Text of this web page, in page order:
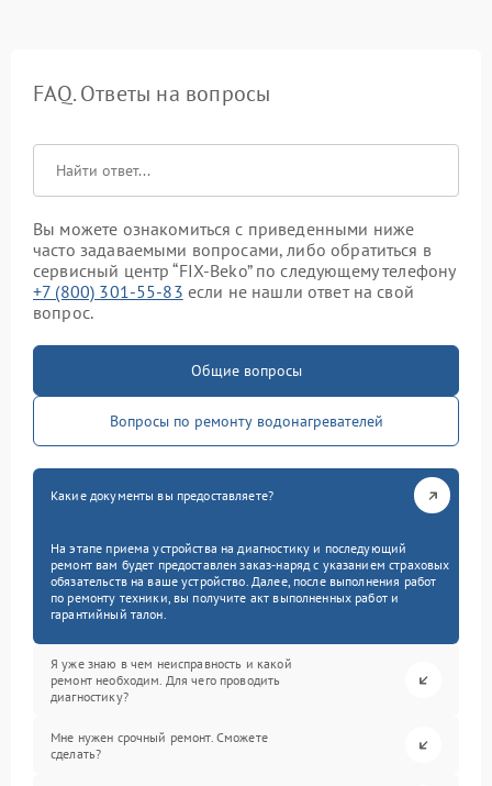
FAQ. Ответы на вопросы
Вы можете ознакомиться с приведенными ниже
часто задаваемыми вопросами, либо обратиться в
сервисный центр “FIX-Beko” по следующему телефону
+7 (800) 301-55-83 если не нашли ответ на свой
вопрос.
Общие вопросы
Вопросы по ремонту водонагревателей
Какие документы вы предоставляете?
На этапе приема устройства на диагностику и последующий
ремонт вам будет предоставлен заказ-наряд с указанием страховых
обязательств на ваше устройство. Далее, после выполнения работ
по ремонту техники, вы получите акт выполненных работ и
гарантийный талон.
Я уже знаю в чем неисправность и какой
ремонт необходим. Для чего проводить
диагностику?
Мне нужен срочный ремонт. Сможете
сделать?